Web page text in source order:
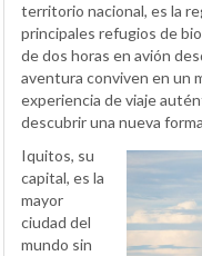
territorio nacional, es la
principales refugios de
de dos horas en avión
aventura conviven en un
experiencia de viaje
descubrir una nueva
Iquitos, su
capital, es la
mayor
ciudad del
mundo sin